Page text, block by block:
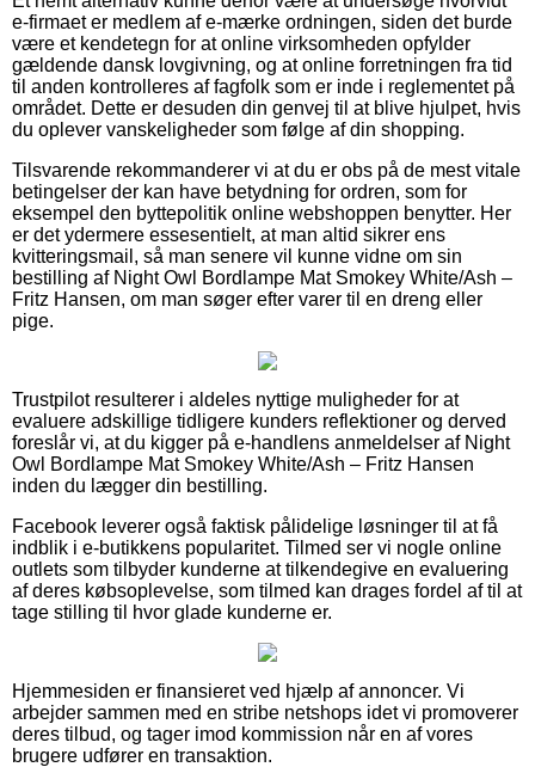
e-firmaet er medlem af e-mærke ordningen, siden det burde
være et kendetegn for at online virksomheden opfylder
gældende dansk lovgivning, og at online forretningen fra tid
til anden kontrolleres af fagfolk som er inde i reglementet på
området. Dette er desuden din genvej til at blive hjulpet, hvis
du oplever vanskeligheder som følge af din shopping.
Tilsvarende rekommanderer vi at du er obs på de mest vitale
betingelser der kan have betydning for ordren, som for
eksempel den byttepolitik online webshoppen benytter. Her
er det ydermere essesentielt, at man altid sikrer ens
kvitteringsmail, så man senere vil kunne vidne om sin
bestilling af Night Owl Bordlampe Mat Smokey White/Ash –
Fritz Hansen, om man søger efter varer til en dreng eller
pige.
Trustpilot resulterer i aldeles nyttige muligheder for at
evaluere adskillige tidligere kunders reflektioner og derved
foreslår vi, at du kigger på e-handlens anmeldelser af Night
Owl Bordlampe Mat Smokey White/Ash – Fritz Hansen
inden du lægger din bestilling.
Facebook leverer også faktisk pålidelige løsninger til at få
indblik i e-butikkens popularitet. Tilmed ser vi nogle online
outlets som tilbyder kunderne at tilkendegive en evaluering
af deres købsoplevelse, som tilmed kan drages fordel af til at
tage stilling til hvor glade kunderne er.
Hjemmesiden er finansieret ved hjælp af annoncer. Vi
arbejder sammen med en stribe netshops idet vi promoverer
deres tilbud, og tager imod kommission når en af vores
brugere udfører en transaktion.